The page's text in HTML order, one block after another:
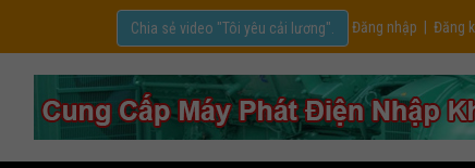
Đăng nhập Đăng
Chia sẻ video "Tôi yêu cải lương".